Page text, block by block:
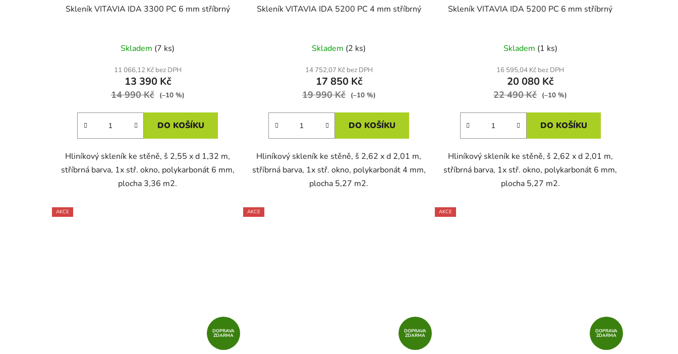
Skleník VITAVIA IDA 3300 PC 6 mm stříbrný
Skladem (7 ks)
11 066,12 Kč bez DPH
13 390 Kč
14 990 Kč (–10 %)
DO KOŠÍKU
Hliníkový skleník ke stěně, š 2,55 x d 1,32 m,
stříbrná barva, 1x stř. okno, polykarbonát 6 mm,
plocha 3,36 m2.
Skleník VITAVIA IDA 5200 PC 4 mm stříbrný
Skladem (2 ks)
14 752,07 Kč bez DPH
17 850 Kč
19 990 Kč (–10 %)
DO KOŠÍKU
Hliníkový skleník ke stěně, š 2,62 x d 2,01 m,
stříbrná barva, 1x stř. okno, polykarbonát 4 mm,
plocha 5,27 m2.
Skleník VITAVIA IDA 5200 PC 6 mm stříbrný
Skladem (1 ks)
16 595,04 Kč bez DPH
20 080 Kč
22 490 Kč (–10 %)
DO KOŠÍKU
Hliníkový skleník ke stěně, š 2,62 x d 2,01 m,
stříbrná barva, 1x stř. okno, polykarbonát 6 mm,
plocha 5,27 m2.
AKCE
DOPRAVA
ZDARMA
AKCE
DOPRAVA
ZDARMA
AKCE
DOPRAVA
ZDARMA